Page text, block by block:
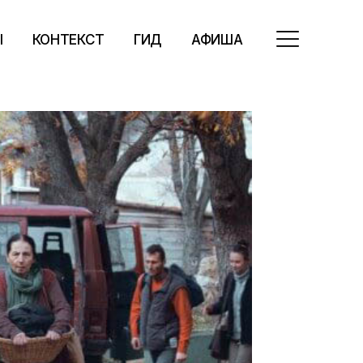
КОНТЕКСТ ГИД АФИША